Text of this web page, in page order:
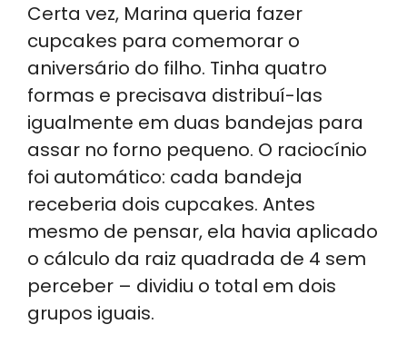
Certa vez, Marina queria fazer
cupcakes para comemorar o
aniversário do filho. Tinha quatro
formas e precisava distribuí-las
igualmente em duas bandejas para
assar no forno pequeno. O raciocínio
foi automático: cada bandeja
receberia dois cupcakes. Antes
mesmo de pensar, ela havia aplicado
o cálculo da raiz quadrada de 4 sem
perceber – dividiu o total em dois
grupos iguais.